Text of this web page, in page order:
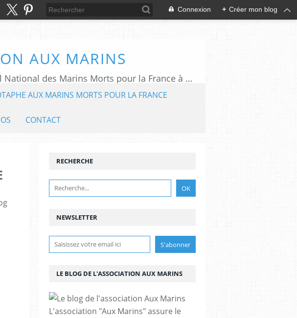
Connexion + Créer mon blog
AUX MARINS
L'association "Aux Marins" assure le rayonnement du Mémorial National des Marins Morts pour la France à Plougonvelin (29).
AUX MARINS MORTS POUR LA FRANCE
CONTACT
NEWSLETTER
RECHERCHE
LE BLOG DE L'ASSOCIATION AUX MARINS
L'association "Aux Marins" assure le